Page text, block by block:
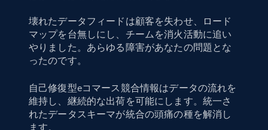
壊れたデータフィードは顧客を失わせ、ロード
マップを台無しにし、チームを消火活動に追い
やりました。あらゆる障害があなたの問題とな
ったのです。
自己修復型eコマース競合情報はデータの流れを
維持し、継続的な出荷を可能にします。統一さ
れたデータスキーマが統合の頭痛の種を解消し
ます。